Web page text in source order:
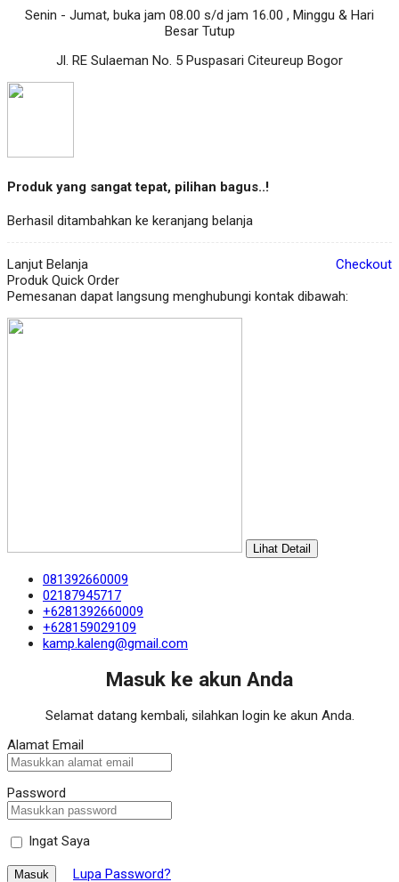
Senin - Jumat, buka jam 08.00 s/d jam 16.00 , Minggu & Hari
Besar Tutup
Jl. RE Sulaeman No. 5 Puspasari Citeureup Bogor
Produk yang sangat tepat, pilihan bagus..!
Berhasil ditambahkan ke keranjang belanja
Lanjut Belanja
Checkout
Produk Quick Order
Pemesanan dapat langsung menghubungi kontak dibawah:
Lihat Detail
081392660009
02187945717
+6281392660009
+628159029109
kamp.kaleng@gmail.com
Masuk ke akun Anda
Selamat datang kembali, silahkan login ke akun Anda.
Alamat Email
Password
Ingat Saya
Masuk Lupa Password?